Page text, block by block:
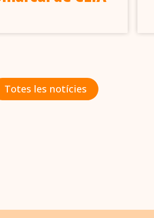
Totes les notícies